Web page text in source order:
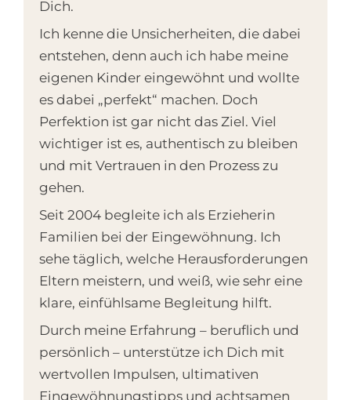
Dich.
Ich kenne die Unsicherheiten, die dabei
entstehen, denn auch ich habe meine
eigenen Kinder eingewöhnt und wollte
es dabei „perfekt“ machen. Doch
Perfektion ist gar nicht das Ziel. Viel
wichtiger ist es, authentisch zu bleiben
und mit Vertrauen in den Prozess zu
gehen.
Seit 2004 begleite ich als Erzieherin
Familien bei der Eingewöhnung. Ich
sehe täglich, welche Herausforderungen
Eltern meistern, und weiß, wie sehr eine
klare, einfühlsame Begleitung hilft.
Durch meine Erfahrung – beruflich und
persönlich – unterstütze ich Dich mit
wertvollen Impulsen, ultimativen
Eingewöhnungstipps und achtsamen